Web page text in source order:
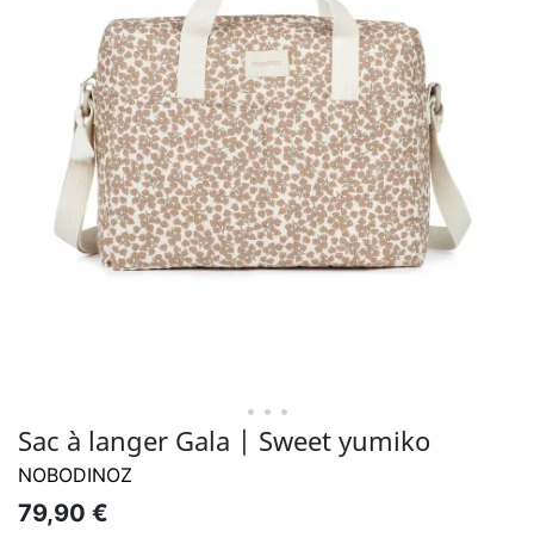
• • •
Sac à langer Gala | Sweet yumiko
NOBODINOZ
79,90 €